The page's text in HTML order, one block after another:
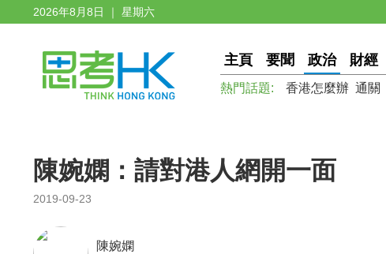
2026年8月8日 ｜ 星期六
主頁 要聞 政治 財經
熱門話題: 香港怎麼辦 通關
陳婉嫻：請對港人網開一面
2019-09-23
陳婉嫻